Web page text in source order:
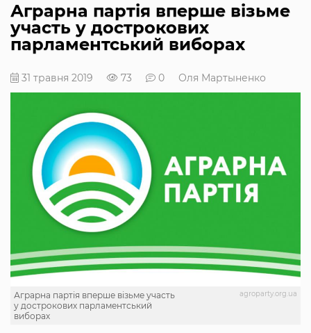
Аграрна партія вперше візьме
участь у дострокових
парламентський виборах
31 травня 2019 73 0 Оля Мартыненко
agroparty.org.ua
Аграрна партія вперше візьме участь
у дострокових парламентський
виборах